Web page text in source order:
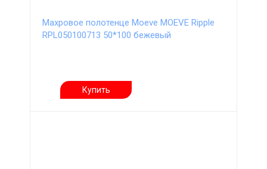
Махровое полотенце Moeve MOEVE Ripple
RPL050100713 50*100 бежевый
Купить